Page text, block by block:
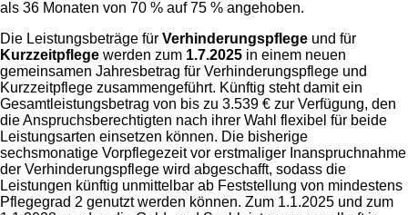
als 36 Monaten von 70 % auf 75 % angehoben.
Die Leistungsbeträge für Verhinderungspflege und für
Kurzzeitpflege werden zum 1.7.2025 in einem neuen
gemeinsamen Jahresbetrag für Verhinderungspflege und
Kurzzeitpflege zusammengeführt. Künftig steht damit ein
Gesamtleistungsbetrag von bis zu 3.539 € zur Verfügung, den
die Anspruchsberechtigten nach ihrer Wahl flexibel für beide
Leistungsarten einsetzen können. Die bisherige
sechsmonatige Vorpflegezeit vor erstmaliger Inanspruchnahme
der Verhinderungspflege wird abgeschafft, sodass die
Leistungen künftig unmittelbar ab Feststellung von mindestens
Pflegegrad 2 genutzt werden können. Zum 1.1.2025 und zum